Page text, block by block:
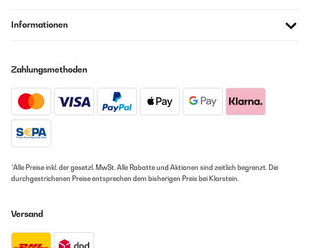
Informationen
Zahlungsmethoden
*Alle Preise inkl. der gesetzl. MwSt. Alle Rabatte und Aktionen sind zeitlich begrenzt. Die
durchgestrichenen Preise entsprechen dem bisherigen Preis bei Klarstein.
Versand